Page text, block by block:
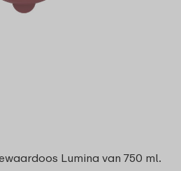
Lumina van 750 ml.